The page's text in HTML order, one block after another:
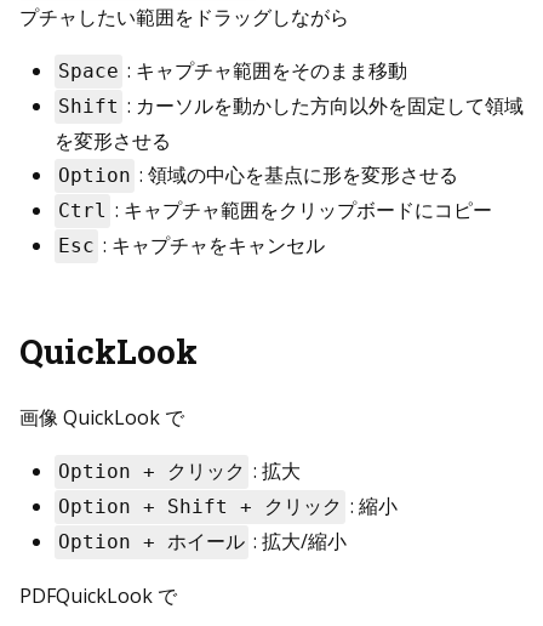
プチャしたい範囲をドラッグしながら
Space : キャプチャ範囲をそのまま移動
Shift : カーソルを動かした方向以外を固定して領域
を変形させる
Option : 領域の中心を基点に形を変形させる
Ctrl : キャプチャ範囲をクリップボードにコピー
Esc : キャプチャをキャンセル
QuickLook
画像 QuickLook で
Option + クリック : 拡大
Option + Shift + クリック : 縮小
Option + ホイール : 拡大/縮小
PDFQuickLook で